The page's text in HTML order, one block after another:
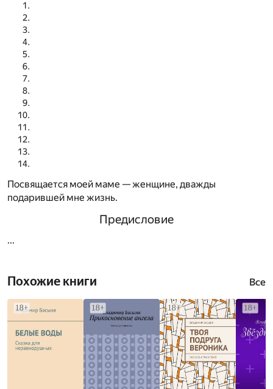
Посвящается моей маме — женщине, дважды
подарившей мне жизнь.
Предисловие
...
Похожие книги Все